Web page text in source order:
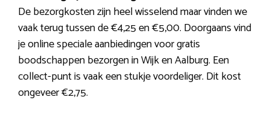
De bezorgkosten zijn heel wisselend maar vinden we
vaak terug tussen de €4,25 en €5,00. Doorgaans vind
je online speciale aanbiedingen voor gratis
boodschappen bezorgen in Wijk en Aalburg. Een
collect-punt is vaak een stukje voordeliger. Dit kost
ongeveer €2,75.